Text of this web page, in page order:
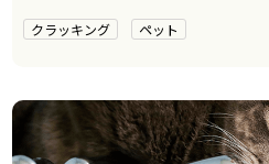
クラッキング ペット